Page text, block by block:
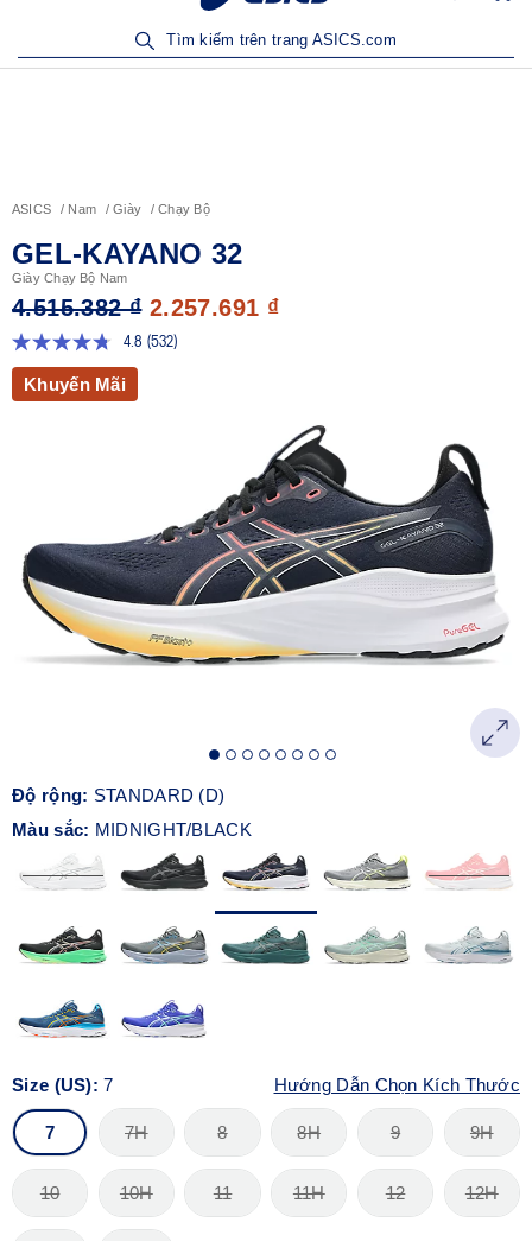
Tìm kiếm trên trang ASICS.com
ASICS Nam Giày Chạy Bộ
GEL-KAYANO 32
Giày Chạy Bộ Nam
4.515.382 ₫ 2.257.691 ₫
4.8 Đọc
(532)
Khuyến Mãi
Độ rộng: STANDARD (D)
Màu sắc: MIDNIGHT/BLACK
Size (US):7 Hướng Dẫn Chọn Kích Thước
7 7H 8 8H 9 9H
10 10H 11 11H 12 12H